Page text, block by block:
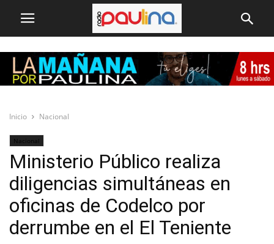
Inicio Nacional
Nacional
Ministerio Público realiza
diligencias simultáneas en
oficinas de Codelco por
derrumbe en el El Teniente